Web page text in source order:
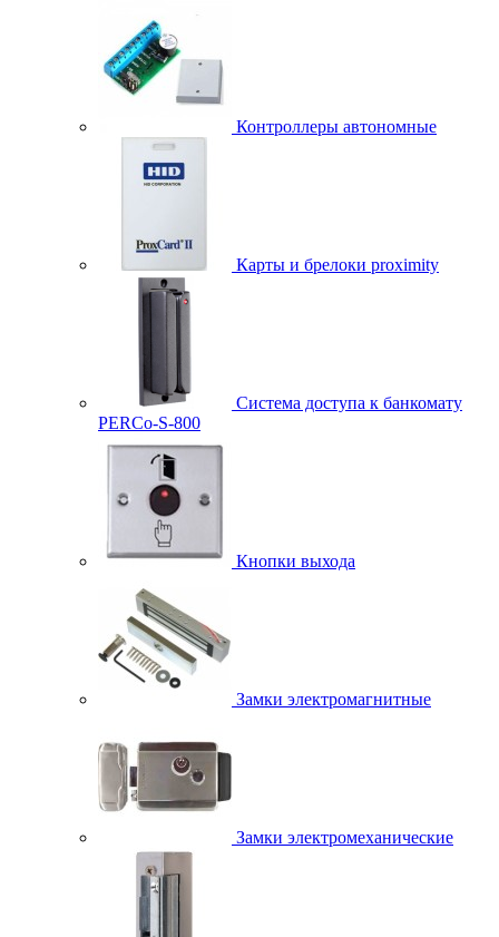
Контроллеры автономные
Карты и брелоки proximity
Система доступа к банкомату
PERCo-S-800
Кнопки выхода
Замки электромагнитные
Замки электромеханические